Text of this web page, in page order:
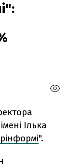
Ілька
".